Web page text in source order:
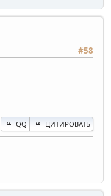
#58
QQ ЦИТИРОВАТЬ